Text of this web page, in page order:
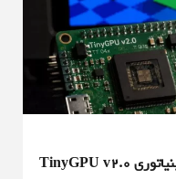
آزمایش‌های عملکرد تراشه گرافیکی مینیاتوری TinyGPU v2.0